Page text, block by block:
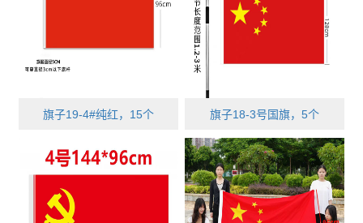
旗子19-4#纯红，15个 旗子18-3号国旗，5个